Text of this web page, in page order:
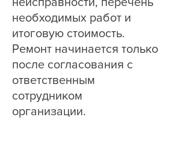
необходимых работ и
итоговую стоимость.
Ремонт начинается только
после согласования с
ответственным
сотрудником
организации.